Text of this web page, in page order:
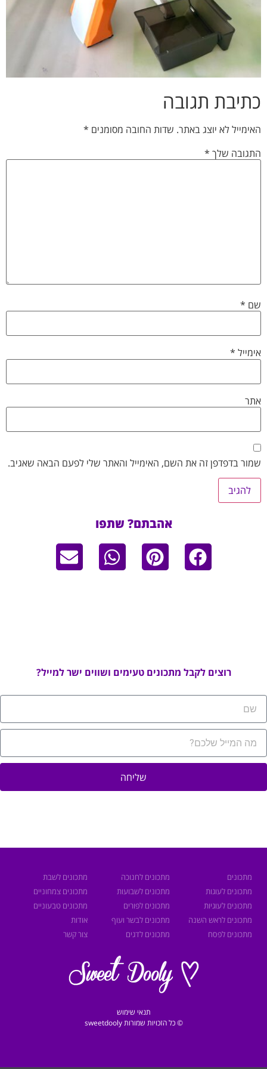
כתיבת תגובה
האימייל לא יוצג באתר. שדות החובה מסומנים *
התגובה שלך*
שם *
אימייל*
אתר
שמור בדפדפן זה את השם, האימייל והאתר שלי לפעם הבאה שאגיב.
אהבתם? שתפו
רוצים לקבל מתכונים טעימים ושווים ישר למייל?
שליחה
מתכונים
מתכונים לעוגות
מתכונים לעוגיות
מתכונים לראש השנה
מתכונים לפסח
מתכונים לחנוכה
מתכונים לשבועות
מתכונים לפורים
מתכונים לבשר ועוף
מתכונים לדגים
מתכונים לשבת
מתכונים צמחוניים
מתכונים טבעוניים
אודות
צור קשר
תנאי שימוש
© כל הזכויות שמורות sweetdooly